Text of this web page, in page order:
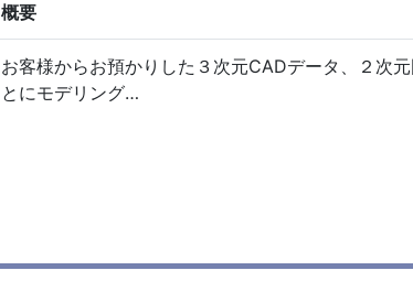
概要
お客様からお預かりした３次元CADデータ、２次
とにモデリング…